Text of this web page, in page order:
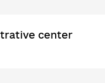
center